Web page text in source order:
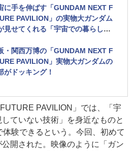
に手を伸ばす「GUNDAM NEXT F
PAVILION」の実物大ガンダム
見せてくれる「宇宙での暮らし」
・関西万博の「GUNDAM NEXT F
PAVILION」実物大ガンダムの
がドッキング！
PAVILION」では、「宇
ていない技術」を身近なものと
体験できるという。今回、初めて
開された。映像のように「ガン